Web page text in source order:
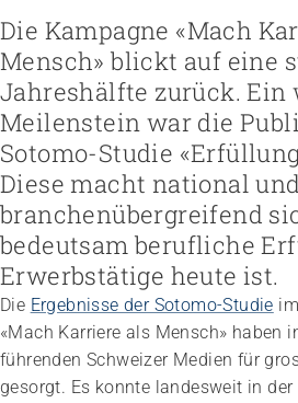
Personal rekrutieren und führen
Arbeit und Betriebskultur gestalten
Betrieb führen und Recht umsetzen
Sicherheit gewährleisten
Finanzierung regeln
Angebote bewerben
Angebote entwickeln
Nachhaltigkeit fördern
Einkauf organisieren
Berufliche Inklusion fördern
Mit Angehörigen arbeiten
Lebensende gestalten
Übergänge gestalten
Empowerment stärken
Gesundheitsfragen angehen
Integrität schützen
Bei Demenz begleiten
Psychische Gesundheit fördern
Höhere Fachschule Sozialpädagogik
Höhere Fachschule Kindheitspädagogik
Höhere Fachschule Gemeindeanimation
Praxispartner werden
Praxispartner finden
Sozial- und Selbstkompetenz
Führung und Management
Kindheits- und Sozialpädagogik
Pflege und Betreuung
Gastronomie und Hauswirtschaft
Weiterbildungen in Ihrer Institution
Laufbahnberatung
Föderation
Team
Arbeiten bei ARTISET
Mitgliedschaft
Vision, Mission, Werte
Politik und Positionen
Zusammenarbeit
Projekte
Die Kampagne «Mach
Mensch» blickt auf eine
Jahreshälfte zurück.
Meilenstein war die
Sotomo-Studie
Diese macht national und
branchenübergreifend
bedeutsam berufliche
Erwerbstätige heute ist.
Die Ergebnisse der Sotomo-Studie
«Mach Karriere als Mensch» haben
führenden Schweizer Medien für
gesorgt. Es konnte landesweit in